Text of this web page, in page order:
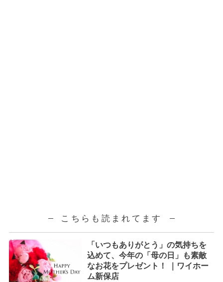
こちらも読まれてます
「いつもありがとう」の気持ちを
込めて、今年の「母の日」も素敵
なお花をプレゼント！ ｜ワイホー
ム新保店